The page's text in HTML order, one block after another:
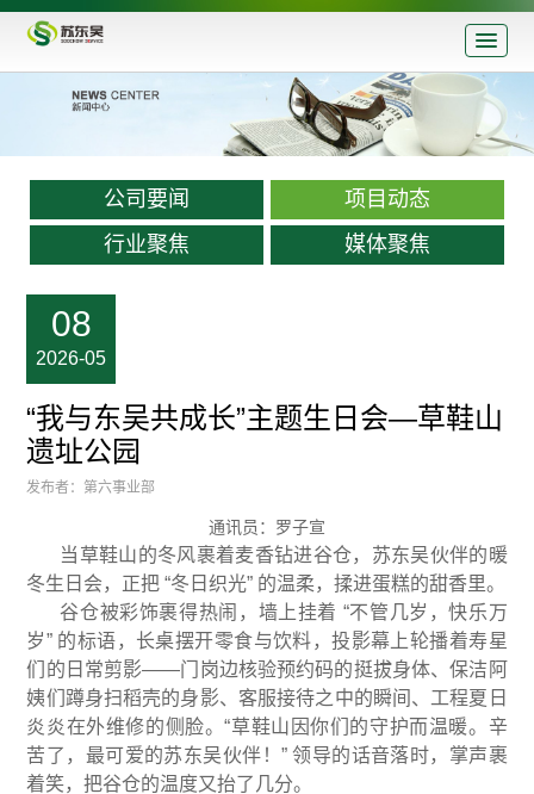
公司要闻
项目动态
行业聚焦
媒体聚焦
08
2026-05
“我与东吴共成长”主题生日会—草鞋山
遗址公园
发布者：第六事业部
通讯员：罗子宣
当草鞋山的冬风裹着麦香钻进谷仓，苏东吴伙伴的暖
冬生日会，正把 “冬日织光” 的温柔，揉进蛋糕的甜香里。
谷仓被彩饰裹得热闹，墙上挂着 “不管几岁，快乐万
岁” 的标语，长桌摆开零食与饮料，投影幕上轮播着寿星
们的日常剪影——门岗边核验预约码的挺拔身体、保洁阿
姨们蹲身扫稻壳的身影、客服接待之中的瞬间、工程夏日
炎炎在外维修的侧脸。“草鞋山因你们的守护而温暖。辛
苦了，最可爱的苏东吴伙伴！” 领导的话音落时，掌声裹
着笑，把谷仓的温度又抬了几分。